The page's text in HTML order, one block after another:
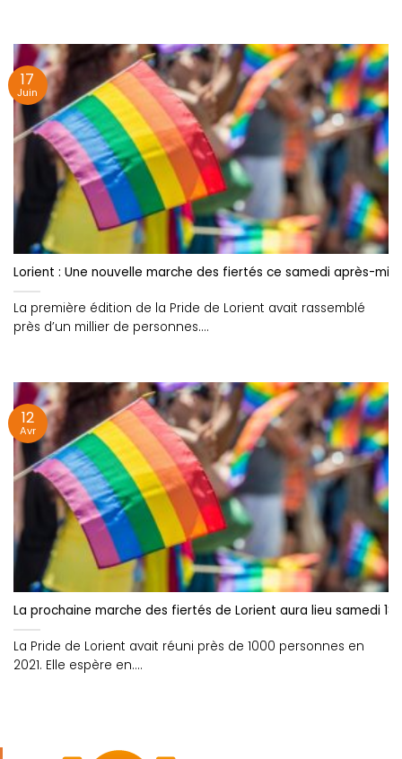
Lorient : Une nouvelle marche des fiertés ce samedi après-midi
La première édition de la Pride de Lorient avait rassemblé
près d’un millier de personnes....
17
Juin
La prochaine marche des fiertés de Lorient aura lieu samedi 18
La Pride de Lorient avait réuni près de 1000 personnes en
2021. Elle espère en....
12
Avr